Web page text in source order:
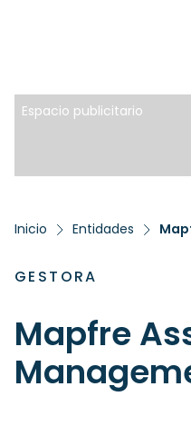
Espacio publicitario
Inicio Entidades
GESTORA
Mapfre